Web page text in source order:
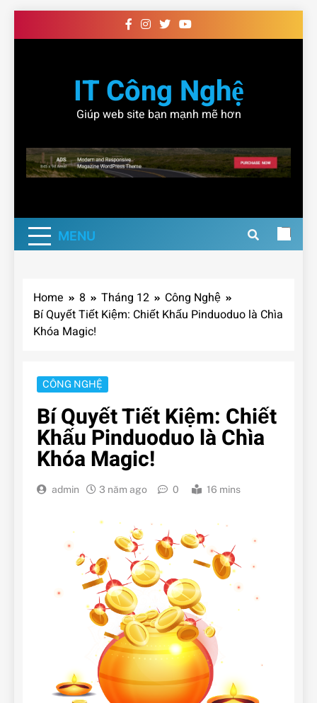
to
IT Công Nghệ
Giúp web site bạn mạnh mẽ hơn
MENU
Home 8 Tháng 12
Công Nghệ
Bí Quyết Tiết Kiệm: Chiết Khấu Pinduoduo là Chìa
Khóa Magic!
CÔNG NGHỆ
Bí Quyết Tiết Kiệm: Chiết
Khấu Pinduoduo là Chìa
Khóa Magic!
admin 3 năm ago 0 16 mins